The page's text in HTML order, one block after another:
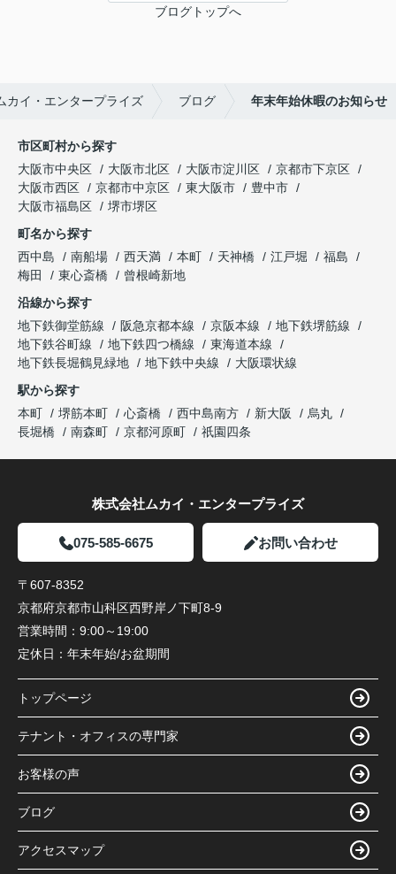
ブログトップへ
カイ・エンタープライズ ブログ 年末年始休暇のお知らせ
市区町村から探す
大阪市中央区
大阪市北区 大阪市淀川区
京都市下京区
大阪市西区
京都市中京区 東大阪市
豊中市
大阪市福島区
堺市堺区
町名から探す
西中島
南船場 西天満 本町 天神橋 江戸堀
福島
梅田
東心斎橋
曾根崎新地
沿線から探す
地下鉄御堂筋線
阪急京都本線 京阪本線
地下鉄堺筋線
地下鉄谷町線
地下鉄四つ橋線
東海道本線
地下鉄長堀鶴見緑地
地下鉄中央線
大阪環状線
駅から探す
本町
堺筋本町 心斎橋 西中島南方 新大阪
烏丸
長堀橋
南森町 京都河原町 祇園四条
株式会社ムカイ・エンタープライズ
075-585-6675 お問い合わせ
〒607-8352
京都府京都市山科区西野岸ノ下町8-9
営業時間： 9:00～19:00
定休日： 年末年始/お盆期間
トップページ
テナント・オフィスの専門家
お客様の声
ブログ
アクセスマップ